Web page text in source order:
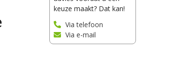
keuze maakt? Dat kan!
Via telefoon
Via e-mail